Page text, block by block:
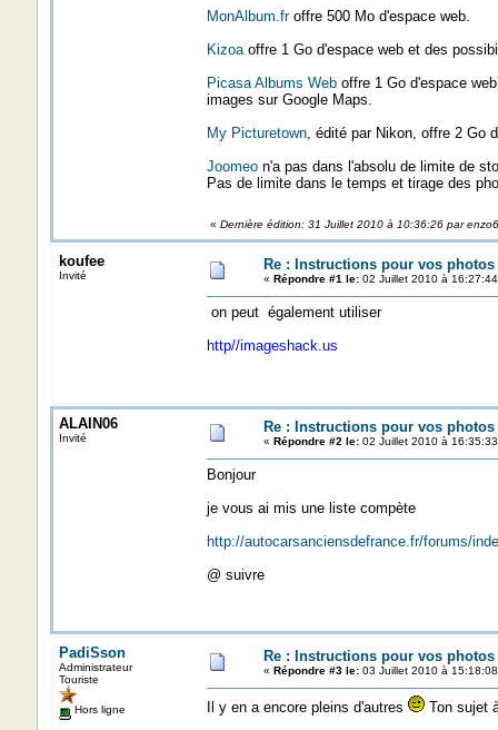
MonAlbum.froffre 500 Mo d'espace web.
Kizoaoffre 1 Go d'espace web et des
Picasa Albums Weboffre 1 Go d'espace
images sur Google Maps.
My Picturetown, édité par Nikon, offre 2 Go
Joomeon'a pas dans l'absolu de limite de
Pas de limite dans le temps et tirage des
« Dernière édition: 31 Juillet 2010 à 10:36:26 par
koufee
Invité
Re : Instructions pour vos photos
« Répondre #1 le:02 Juillet 2010 à
on peut également utiliser
http//imageshack.us
ALAIN06
Invité
Re : Instructions pour vos photos
« Répondre #2 le:02 Juillet 2010 à
Bonjour
je vous ai mis une liste compète
http://autocarsanciensdefrance.fr/forums/
@ suivre
PadiSson
Administrateur
Touriste
Hors ligne
Re : Instructions pour vos photos
« Répondre #3 le:03 Juillet 2010 à
Il y en a encore pleins d'autres Ton sujet